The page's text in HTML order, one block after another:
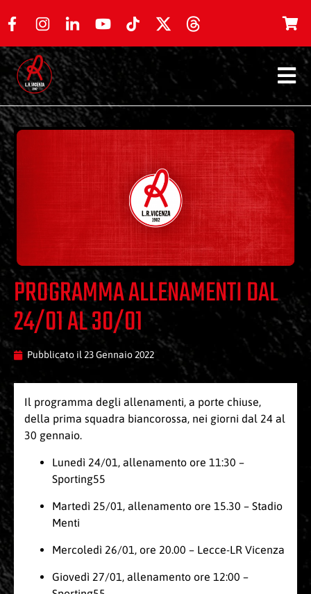
PROGRAMMA ALLENAMENTI DAL
24/01 AL 30/01
Pubblicato il 23 Gennaio 2022
Il programma degli allenamenti, a porte chiuse,
della prima squadra biancorossa, nei giorni dal 24 al
30 gennaio.
Lunedì 24/01, allenamento ore 11:30 –
Sporting55
Martedì 25/01, allenamento ore 15.30 – Stadio
Menti
Mercoledì 26/01, ore 20.00 – Lecce-LR Vicenza
Giovedì 27/01, allenamento ore 12:00 –